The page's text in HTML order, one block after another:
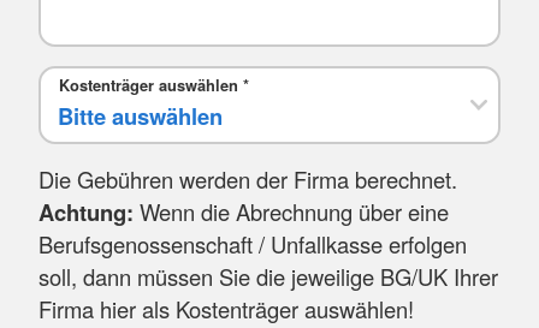
Kostenträger auswählen *
Die Gebühren werden der Firma berechnet.
Achtung: Wenn die Abrechnung über eine
Berufsgenossenschaft / Unfallkasse erfolgen
soll, dann müssen Sie die jeweilige BG/UK Ihrer
Firma hier als Kostenträger auswählen!